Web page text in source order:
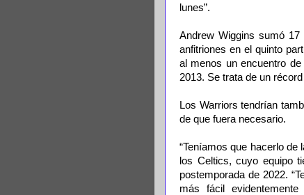
lunes”.
Andrew Wiggins sumó
anfitriones en el quinto
al menos un encuentro
2013. Se trata de un
Los Warriors tendrían
de que fuera necesario.
“Teníamos que hacerlo de
los Celtics, cuyo equipo
postemporada de 2022.
más fácil